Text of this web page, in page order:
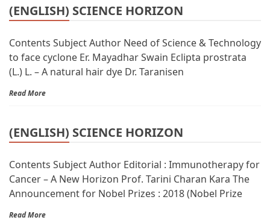
(ENGLISH) SCIENCE HORIZON
Contents Subject Author Need of Science & Technology
to face cyclone Er. Mayadhar Swain Eclipta prostrata
(L.) L. – A natural hair dye Dr. Taranisen
Read More
(ENGLISH) SCIENCE HORIZON
Contents Subject Author Editorial : Immunotherapy for
Cancer – A New Horizon Prof. Tarini Charan Kara The
Announcement for Nobel Prizes : 2018 (Nobel Prize
Read More